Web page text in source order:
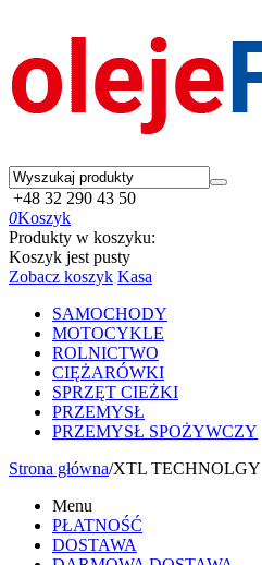
+48 32 290 43 50
0Koszyk
Produkty w koszyku:
Koszyk jest pusty
Zobacz koszyk Kasa
SAMOCHODY
MOTOCYKLE
ROLNICTWO
CIĘŻARÓWKI
SPRZĘT CIEŻKI
PRZEMYSŁ
PRZEMYSŁ SPOŻYWCZY
Strona główna/XTL TECHNOLGY
Menu
PŁATNOŚĆ
DOSTAWA